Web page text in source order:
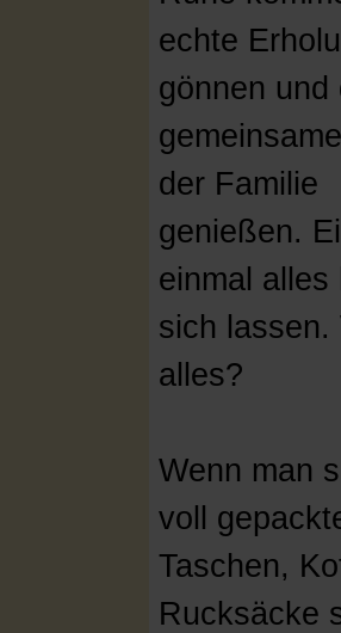
echte
gönnen und
der Familie
genießen.
einmal alles
sich lassen.
alles?
Wenn man
voll
Taschen,
Rucksäcke